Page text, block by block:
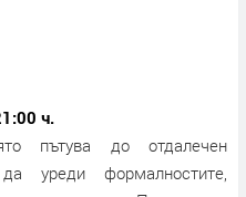
ч.
пътува до отдалечен
уреди формалностите,